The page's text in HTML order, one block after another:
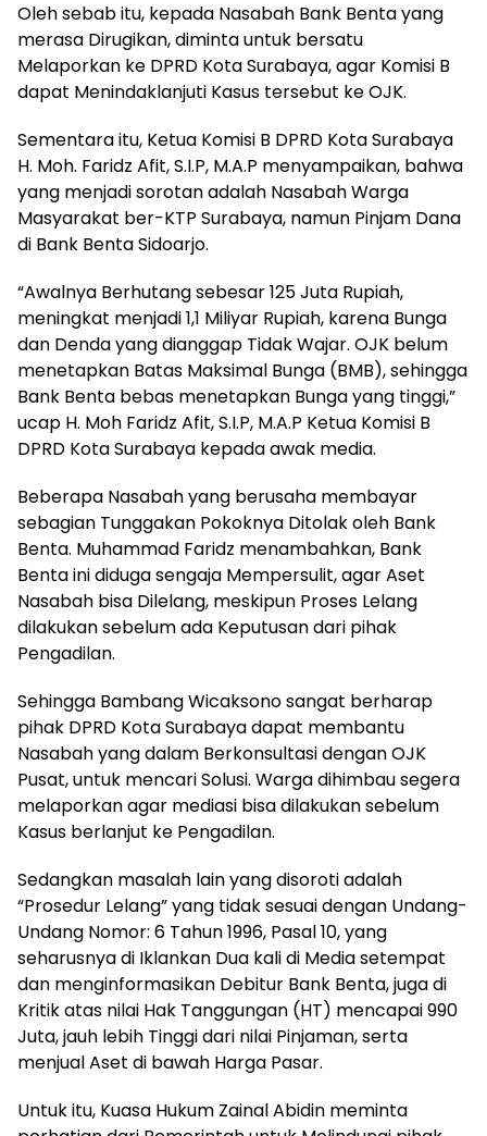
Oleh sebab itu, kepada Nasabah Bank Benta yang
merasa Dirugikan, diminta untuk bersatu
Melaporkan ke DPRD Kota Surabaya, agar Komisi B
dapat Menindaklanjuti Kasus tersebut ke OJK.
Sementara itu, Ketua Komisi B DPRD Kota Surabaya
H. Moh. Faridz Afit, S.I.P, M.A.P menyampaikan, bahwa
yang menjadi sorotan adalah Nasabah Warga
Masyarakat ber-KTP Surabaya, namun Pinjam Dana
di Bank Benta Sidoarjo.
“Awalnya Berhutang sebesar 125 Juta Rupiah,
meningkat menjadi 1,1 Miliyar Rupiah, karena Bunga
dan Denda yang dianggap Tidak Wajar. OJK belum
menetapkan Batas Maksimal Bunga (BMB), sehingga
Bank Benta bebas menetapkan Bunga yang tinggi,”
ucap H. Moh Faridz Afit, S.I.P, M.A.P Ketua Komisi B
DPRD Kota Surabaya kepada awak media.
Beberapa Nasabah yang berusaha membayar
sebagian Tunggakan Pokoknya Ditolak oleh Bank
Benta. Muhammad Faridz menambahkan, Bank
Benta ini diduga sengaja Mempersulit, agar Aset
Nasabah bisa Dilelang, meskipun Proses Lelang
dilakukan sebelum ada Keputusan dari pihak
Pengadilan.
Sehingga Bambang Wicaksono sangat berharap
pihak DPRD Kota Surabaya dapat membantu
Nasabah yang dalam Berkonsultasi dengan OJK
Pusat, untuk mencari Solusi. Warga dihimbau segera
melaporkan agar mediasi bisa dilakukan sebelum
Kasus berlanjut ke Pengadilan.
Sedangkan masalah lain yang disoroti adalah
“Prosedur Lelang” yang tidak sesuai dengan Undang-
Undang Nomor: 6 Tahun 1996, Pasal 10, yang
seharusnya di Iklankan Dua kali di Media setempat
dan menginformasikan Debitur Bank Benta, juga di
Kritik atas nilai Hak Tanggungan (HT) mencapai 990
Juta, jauh lebih Tinggi dari nilai Pinjaman, serta
menjual Aset di bawah Harga Pasar.
Untuk itu, Kuasa Hukum Zainal Abidin meminta